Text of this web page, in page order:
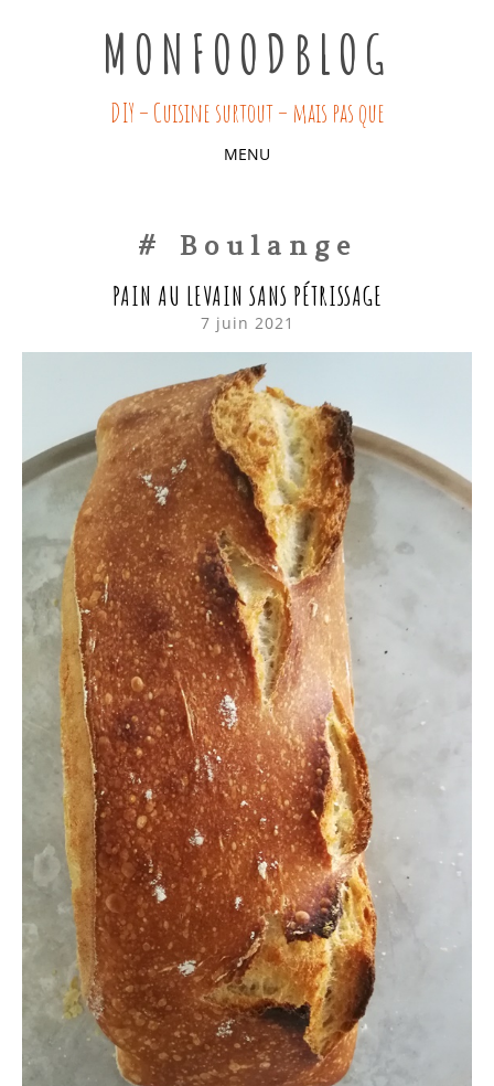
MONFOODBLOG
DIY – Cuisine surtout – mais pas que
MENU
Boulange
PAIN AU LEVAIN SANS PÉTRISSAGE
7 juin 2021